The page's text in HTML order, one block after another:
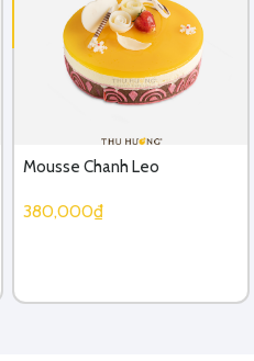
Mousse Chanh Leo
380,000₫